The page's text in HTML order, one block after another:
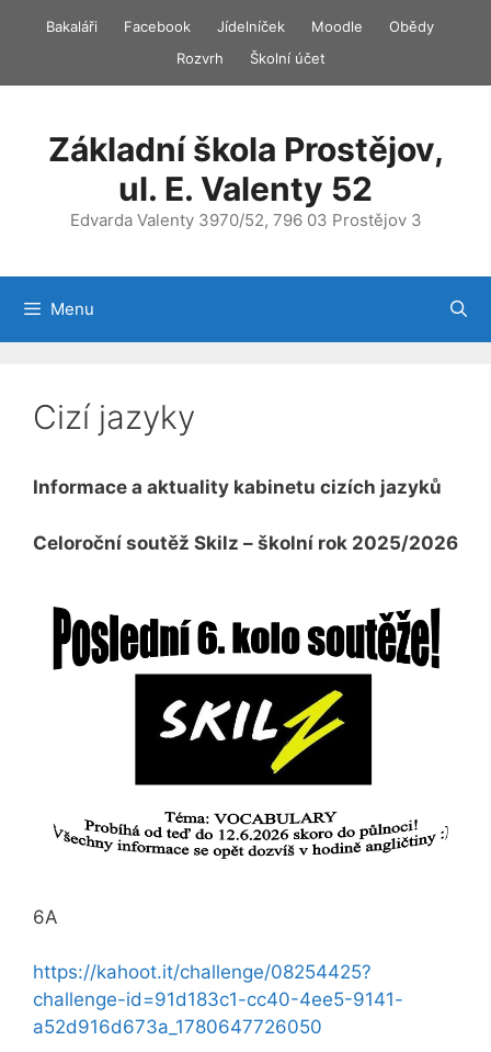
Bakaláři Facebook Jídelníček Moodle
Obědy
Rozvrh
Školní účet
Základní škola Prostějov,
ul. E. Valenty 52
Edvarda Valenty 3970/52, 796 03 Prostějov 3
Menu
Cizí jazyky
Informace a aktuality kabinetu cizích jazyků
Celoroční soutěž Skilz – školní rok 2025/2026
6A
https://kahoot.it/challenge/08254425?
challenge-id=91d183c1-cc40-4ee5-9141-
a52d916d673a_1780647726050